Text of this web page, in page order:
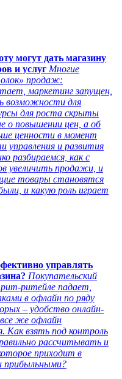
могут дать магазину
и услуг Многие
продаж:
маркетинг запущен,
возможности для
для роста скрыты
о повышении цен, а об
ценности в момент
управления и развития
разбираемся, как с
увеличить продажи, и
товары становятся
и какую роль играет
управлять
Покупательский
ритейле падает,
в офлайн по ряду
– удобство онлайн-
же офлайн
взять под контроль
рассчитывать и
приходит в
прибыльными?